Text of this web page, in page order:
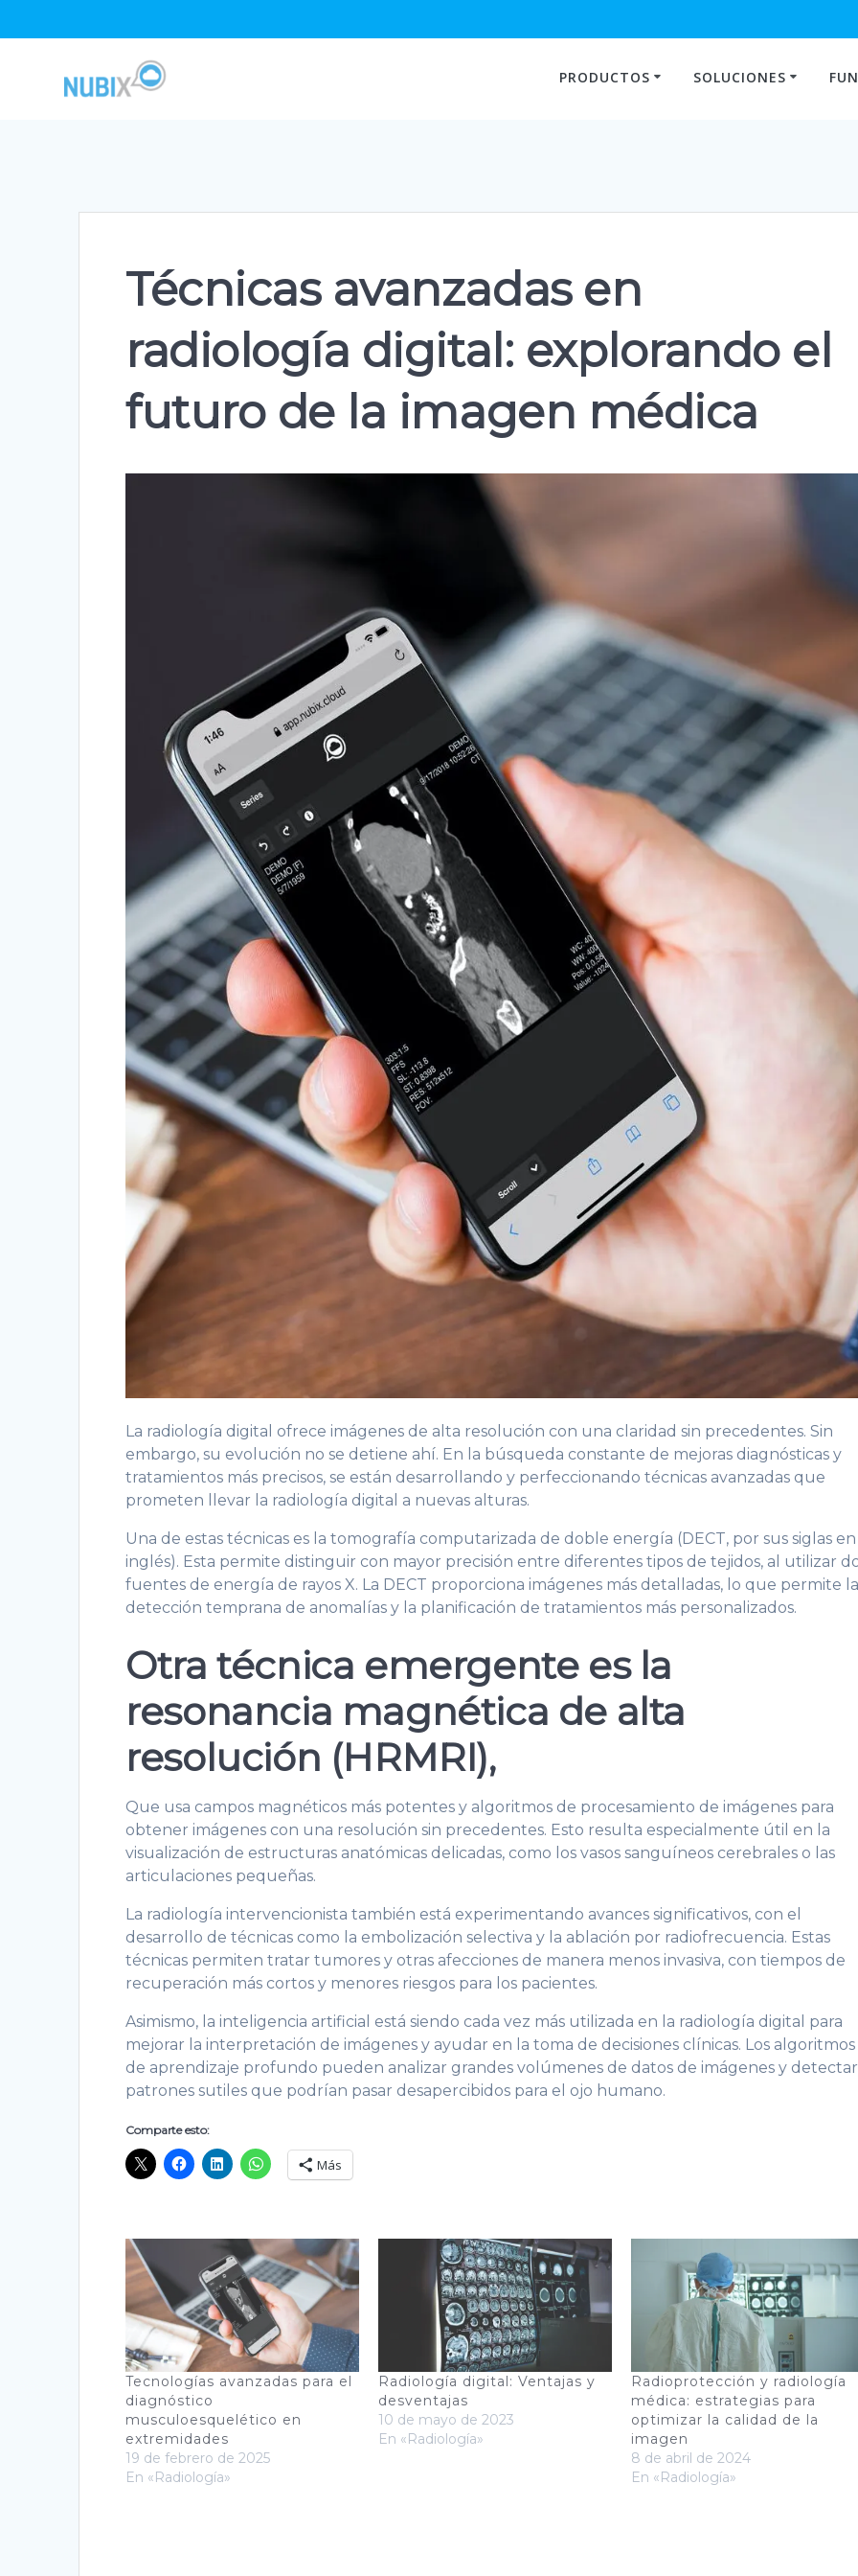
PRODUCTOS
SOLUCIONES
Técnicas avanzadas en
radiología digital: explorando el
futuro de la imagen médica
La radiología digital ofrece imágenes de alta resolución con una claridad sin precedentes. Sin
embargo, su evolución no se detiene ahí. En la búsqueda constante de mejoras diagnósticas y
tratamientos más precisos, se están desarrollando y perfeccionando técnicas avanzadas que
prometen llevar la radiología digital a nuevas alturas.
Una de estas técnicas es la tomografía computarizada de doble energía (DECT, por sus siglas en
inglés). Esta permite distinguir con mayor precisión entre diferentes tipos de tejidos, al utilizar
fuentes de energía de rayos X. La DECT proporciona imágenes más detalladas, lo que permite
detección temprana de anomalías y la planificación de tratamientos más personalizados.
Otra técnica emergente es la
resonancia magnética de alta
resolución (HRMRI),
Que usa campos magnéticos más potentes y algoritmos de procesamiento de imágenes para
obtener imágenes con una resolución sin precedentes. Esto resulta especialmente útil en la
visualización de estructuras anatómicas delicadas, como los vasos sanguíneos cerebrales o las
articulaciones pequeñas.
La radiología intervencionista también está experimentando avances significativos, con el
desarrollo de técnicas como la embolización selectiva y la ablación por radiofrecuencia. Estas
técnicas permiten tratar tumores y otras afecciones de manera menos invasiva, con tiempos de
recuperación más cortos y menores riesgos para los pacientes.
Asimismo, la inteligencia artificial está siendo cada vez más utilizada en la radiología digital para
mejorar la interpretación de imágenes y ayudar en la toma de decisiones clínicas. Los algoritmos
de aprendizaje profundo pueden analizar grandes volúmenes de datos de imágenes y detectar
patrones sutiles que podrían pasar desapercibidos para el ojo humano.
Comparte esto:
Más
Tecnologías avanzadas para el
diagnóstico
musculoesquelético en
extremidades
19 de febrero de 2025
En «Radiología»
Radiología digital: Ventajas y
desventajas
10 de mayo de 2023
En «Radiología»
Radioprotección y radiología
médica: estrategias para
optimizar la calidad de la
imagen
8 de abril de 2024
En «Radiología»